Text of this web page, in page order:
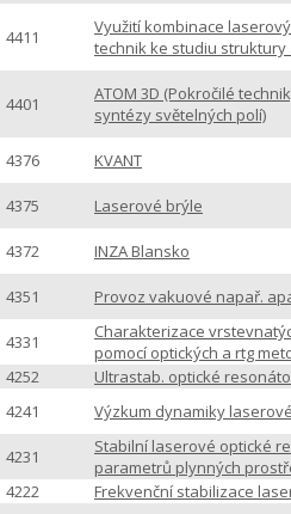
4411
Využití kombinace
technik ke studiu
4401
ATOM 3D (Pokročilé
syntézy světelných polí)
4376 KVANT
4375 Laserové brýle
4372 INZA Blansko
4351 Provoz vakuové napař.
4331
Charakterizace
pomocí optických a rtg
4252
Ultrastab. optické
4241
Výzkum dynamiky
4231
Stabilní laserové optické
parametrů plynných
4222
Frekvenční stabilizace